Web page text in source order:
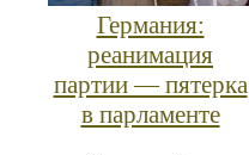
Германия:
реанимация
партии — пятерка
в парламенте